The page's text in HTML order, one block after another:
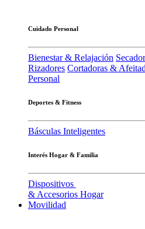
Cuidado Personal
Bienestar & Relajación
Rizadores Cortadoras &
Personal
Deportes & Fitness
Básculas Inteligentes
Interés Hogar & Familia
Dispositivos
& Accesorios Hogar
Movilidad